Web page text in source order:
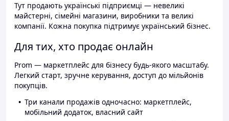
Тут продають українські підприємці — невеликі
майстерні, сімейні магазини, виробники та великі
компанії. Кожна покупка підтримує український бізнес.
Для тих, хто продає онлайн
Prom — маркетплейс для бізнесу будь-якого масштабу.
Легкий старт, зручне керування, доступ до мільйонів
покупців.
Три канали продажів одночасно: маркетплейс,
мобільний додаток, власний сайт